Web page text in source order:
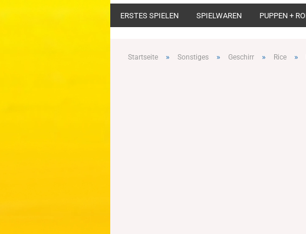
ERSTES SPIELEN SPIELWAREN PUPPEN +
Startseite » Sonstiges » Geschirr » Rice »